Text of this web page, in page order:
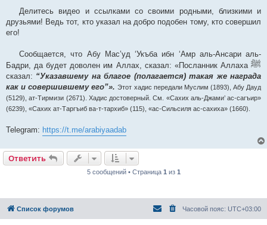
Делитесь видео и ссылками со своими родными, близкими и
друзьями! Ведь тот, кто указал на добро подобен тому, кто совершил
его!
Сообщается, что Абу Мас’уд ‘Укъба ибн ‘Амр аль-Ансари аль-
Бадри, да будет доволен им Аллах, сказал: «Посланник Аллаха ﷺ
сказал: “Указавшему на благое (полагается) такая же награда
как и совершившему его”».Этот хадис передали Муслим (1893), Абу Дауд
(5129), ат-Тирмизи (2671). Хадис достоверный. См. «Сахих аль-Джами’ ас-сагъир»
(6239), «Сахих ат-Таргъиб ва-т-тархиб» (115), «ас-Сильсиля ас-сахиха» (1660).
Telegram: https://t.me/arabiyaadab
Ответить
5 сообщений • Страница 1 из 1
Список форумов Часовой пояс: UTC+03:00